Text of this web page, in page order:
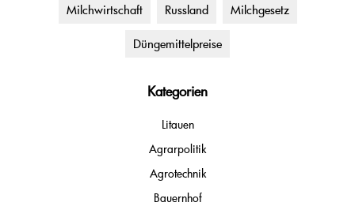
Milchwirtschaft Russland Milchgesetz
Düngemittelpreise
Kategorien
Litauen
Agrarpolitik
Agrotechnik
Bauernhof